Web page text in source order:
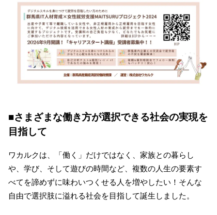
■さまざまな働き方が選択できる社会の実現を
目指して
ワカルクは、「働く」だけではなく、家族との暮らし
や、学び、そして遊びの時間など、複数の人生の要素す
べてを諦めずに味わいつくせる人を増やしたい！そんな
自由で選択肢に溢れる社会を目指して誕生しました。